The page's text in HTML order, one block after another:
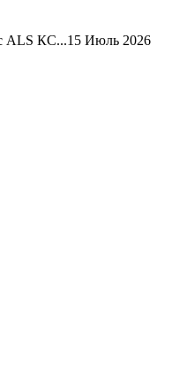
ALS КС...15 Июль 2026